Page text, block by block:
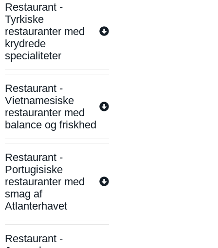
Restaurant -
Tyrkiske
restauranter med
krydrede
specialiteter
Restaurant -
Vietnamesiske
restauranter med
balance og friskhed
Restaurant -
Portugisiske
restauranter med
smag af
Atlanterhavet
Restaurant -